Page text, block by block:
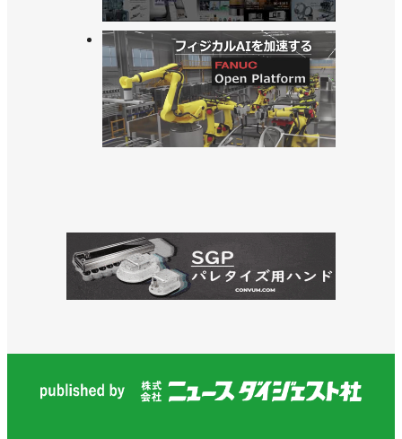
売／川崎重工業
>>物流業界向け内覧会でデバンニングロボットの高
速化をアピール／川崎重工業
>>[2023国際ロボット展リポートvol. 14]各社各様で
ロボットメーカーの個性光る【前編】／川崎重工
>>[活躍するロボジョvol.23]品質評価で性能向上に貢
献する／川崎重工業 近藤千恵さん
／川崎重工業
>>大型汎用ロボット「MXPシリーズ」を発売、動作